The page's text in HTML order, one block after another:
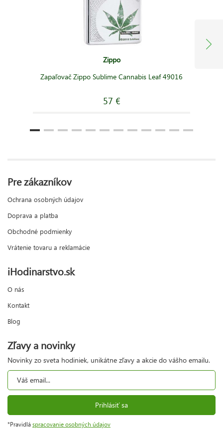
Zippo
Zapaľovač Zippo Sublime Cannabis Leaf 49016
57 €
Pre zákazníkov
Ochrana osobných údajov
Doprava a platba
Obchodné podmienky
Vrátenie tovaru a reklamácie
iHodinarstvo.sk
O nás
Kontakt
Blog
Zľavy a novinky
Novinky zo sveta hodiniek, unikátne zľavy a akcie do vášho emailu.
Prihlásiť sa
*Pravidlá spracovanie osobných údajov